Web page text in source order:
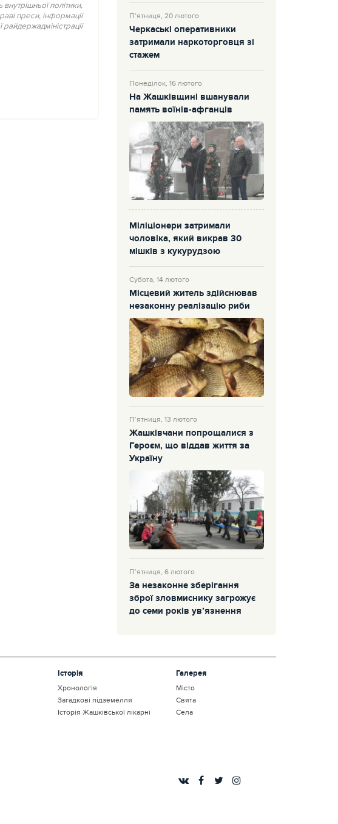
політики,
преси, інформації
П’ятниця, 20 лютого
Черкаські оперативники
затримали наркоторговця зі
стажем
Понеділок, 16 лютого
На Жашківщині вшанували
память воїнів-афганців
Міліціонери затримали
чоловіка, який викрав 30
мішків з кукурудзою
Субота, 14 лютого
Місцевий житель здійснював
незаконну реалізацію риби
П’ятниця, 13 лютого
Жашківчани попрощалися з
Героєм, що віддав життя за
Україну
П’ятниця, 6 лютого
За незаконне зберігання
зброї зловмиснику загрожує
до семи років ув’язнення
Історія
Хронологія
Загадкові підземелля
Історія Жашківської лікарні
Галерея
Місто
Свята
Села